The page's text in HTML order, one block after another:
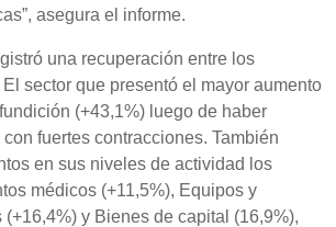
asegura el informe.
una recuperación entre los
sector que presentó el mayor aumento
(+43,1%) luego de haber
fuertes contracciones. También
en sus niveles de actividad los
médicos (+11,5%), Equipos y
y Bienes de capital (16,9%),